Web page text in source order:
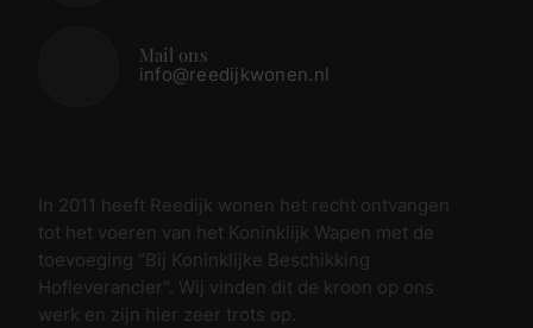
Mail ons
info@reedijkwonen.nl
In 2011 heeft Reedijk wonen het recht ontvangen
tot het voeren van het Koninklijk Wapen met de
toevoeging “Bij Koninklijke Beschikking
Hofleverancier”. Wij vinden dit de kroon op ons
werk en zijn hier zeer trots op.